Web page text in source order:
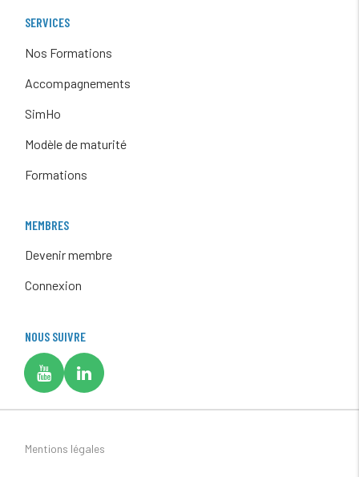
SERVICES
Nos Formations
Accompagnements
SimHo
Modèle de maturité
Formations
MEMBRES
Devenir membre
Connexion
NOUS SUIVRE
Mentions légales